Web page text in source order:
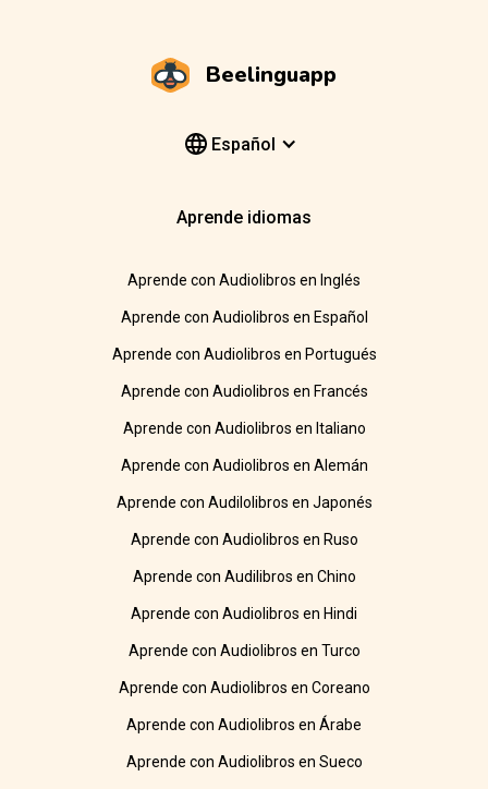
Beelinguapp
Español
Aprende idiomas
Aprende con Audiolibros en Inglés
Aprende con Audiolibros en Español
Aprende con Audiolibros en Portugués
Aprende con Audiolibros en Francés
Aprende con Audiolibros en Italiano
Aprende con Audiolibros en Alemán
Aprende con Audilolibros en Japonés
Aprende con Audiolibros en Ruso
Aprende con Audilibros en Chino
Aprende con Audiolibros en Hindi
Aprende con Audiolibros en Turco
Aprende con Audiolibros en Coreano
Aprende con Audiolibros en Árabe
Aprende con Audiolibros en Sueco